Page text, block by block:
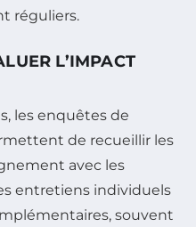
réguliers.
L’IMPACT
les enquêtes de
de recueillir les
avec les
entretiens individuels
souvent